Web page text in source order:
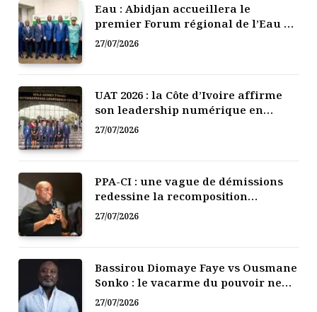
Eau : Abidjan accueillera le
premier Forum régional de l’Eau de
l’Afrique de l’Ouest
27/07/2026
UAT 2026 : la Côte d’Ivoire affirme
son leadership numérique en
Afrique
27/07/2026
PPA-CI : une vague de démissions
redessine la recomposition
politique
27/07/2026
Bassirou Diomaye Faye vs Ousmane
Sonko : le vacarme du pouvoir ne
doit pas faire oublier les liens de la
27/07/2026